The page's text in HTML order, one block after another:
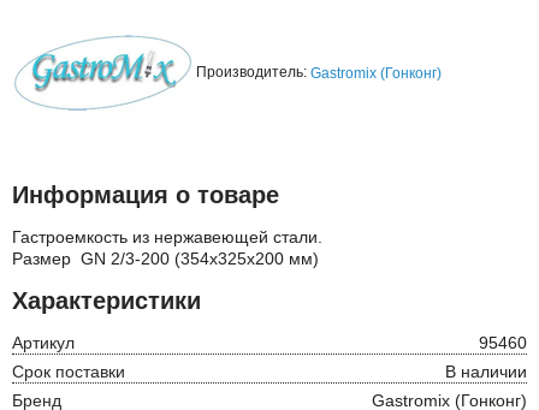
Производитель: Gastromix (Гонконг)
Информация о товаре
Гастроемкость из нержавеющей стали.
Размер GN 2/3-200 (354х325х200 мм)
Характеристики
Артикул
95460
Срок поставки
В наличии
Бренд
Gastromix (Гонконг)